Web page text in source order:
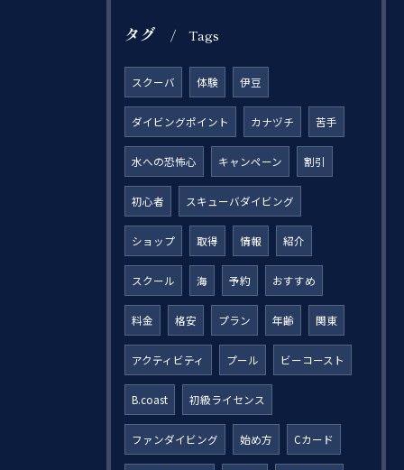
タグ Tags
スクーバ 体験 伊豆
ダイビングポイント カナヅチ 苦手
水への恐怖心 キャンペーン 割引
初心者 スキューバダイビング
ショップ 取得 情報 紹介
スクール 海 予約 おすすめ
料金 格安 プラン 年齢 関東
アクティビティ プール ビーコースト
B.coast 初級ライセンス
ファンダイビング 始め方 Cカード